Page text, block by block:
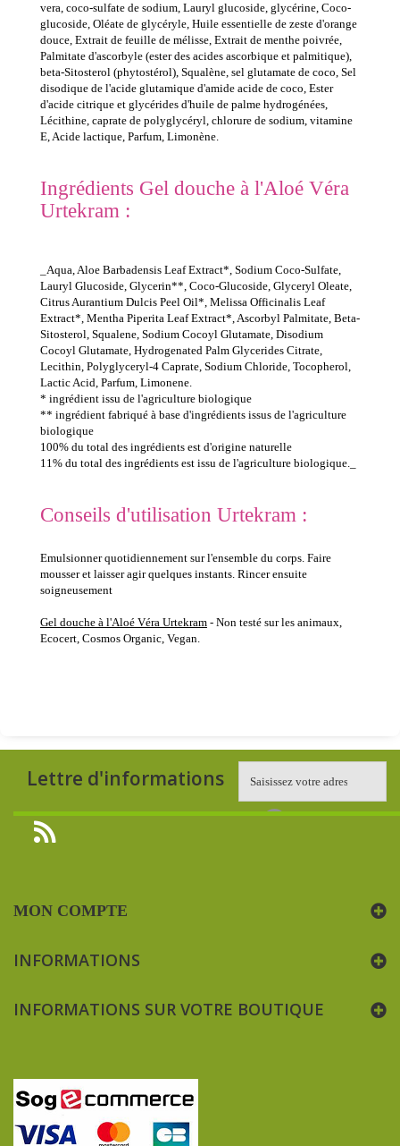
vera, coco-sulfate de sodium, Lauryl glucoside, glycérine, Coco-
glucoside, Oléate de glycéryle, Huile essentielle de zeste d'orange
douce, Extrait de feuille de mélisse, Extrait de menthe poivrée,
Palmitate d'ascorbyle (ester des acides ascorbique et palmitique),
beta-Sitosterol (phytostérol), Squalène, sel glutamate de coco, Sel
disodique de l'acide glutamique d'amide acide de coco, Ester
d'acide citrique et glycérides d'huile de palme hydrogénées,
Lécithine, caprate de polyglycéryl, chlorure de sodium, vitamine
E, Acide lactique, Parfum, Limonène.
Ingrédients Gel douche à l'Aloé Véra
Urtekram :
_Aqua, Aloe Barbadensis Leaf Extract*, Sodium Coco-Sulfate,
Lauryl Glucoside, Glycerin**, Coco-Glucoside, Glyceryl Oleate,
Citrus Aurantium Dulcis Peel Oil*, Melissa Officinalis Leaf
Extract*, Mentha Piperita Leaf Extract*, Ascorbyl Palmitate, Beta-
Sitosterol, Squalene, Sodium Cocoyl Glutamate, Disodium
Cocoyl Glutamate, Hydrogenated Palm Glycerides Citrate,
Lecithin, Polyglyceryl-4 Caprate, Sodium Chloride, Tocopherol,
Lactic Acid, Parfum, Limonene.
* ingrédient issu de l'agriculture biologique
** ingrédient fabriqué à base d'ingrédients issus de l'agriculture
biologique
100% du total des ingrédients est d'origine naturelle
11% du total des ingrédients est issu de l'agriculture biologique._
Conseils d'utilisation Urtekram :
Emulsionner quotidiennement sur l'ensemble du corps. Faire
mousser et laisser agir quelques instants. Rincer ensuite
soigneusement
Gel douche à l'Aloé Véra Urtekram - Non testé sur les animaux,
Ecocert, Cosmos Organic, Vegan.
Lettre d'informations
MON COMPTE
INFORMATIONS
INFORMATIONS SUR VOTRE BOUTIQUE